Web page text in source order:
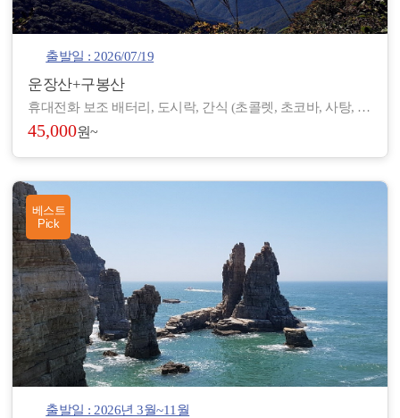
출발일 : 2026/07/19
운장산+구봉산
휴대전화 보조 배터리, 도시락, 간식 (초콜렛, 초코바, 사탕, 온수), 아이젠, 스틱, 랜턴, 장갑, 방한 재킷, 방한모, 무릎 보호대, 우의, 개인장비, 여벌 옷, 개인 상비약 등
45,000원~
베스트
Pick
출발일 : 2026년 3월~11월